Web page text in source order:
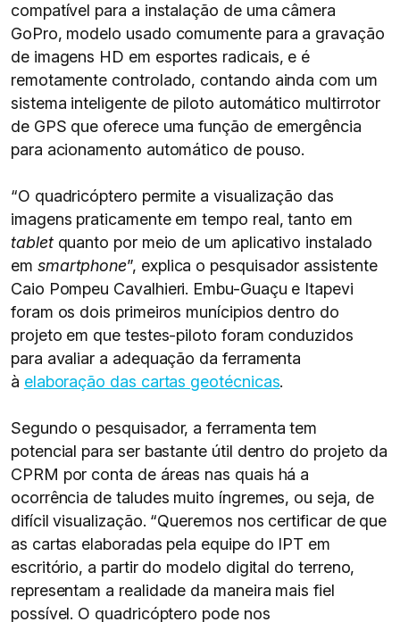
compatível para a instalação de uma câmera
GoPro, modelo usado comumente para a gravação
de imagens HD em esportes radicais, e é
remotamente controlado, contando ainda com um
sistema inteligente de piloto automático multirrotor
de GPS que oferece uma função de emergência
para acionamento automático de pouso.
“O quadricóptero permite a visualização das
imagens praticamente em tempo real, tanto em
tabletquanto por meio de um aplicativo instalado
em smartphone”, explica o pesquisador assistente
Caio Pompeu Cavalhieri. Embu-Guaçu e Itapevi
foram os dois primeiros munícipios dentro do
projeto em que testes-piloto foram conduzidos
para avaliar a adequação da ferramenta
à elaboração das cartas geotécnicas.
Segundo o pesquisador, a ferramenta tem
potencial para ser bastante útil dentro do projeto da
CPRM por conta de áreas nas quais há a
ocorrência de taludes muito íngremes, ou seja, de
difícil visualização. “Queremos nos certificar de que
as cartas elaboradas pela equipe do IPT em
escritório, a partir do modelo digital do terreno,
representam a realidade da maneira mais fiel
possível. O quadricóptero pode nos